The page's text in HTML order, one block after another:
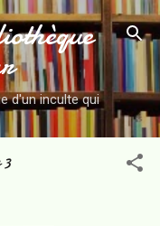
d'un inculte qui